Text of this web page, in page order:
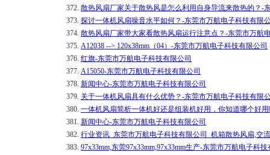
372. 散热风扇厂家关于散热风是怎么利用自身导流来散热的？-
373. 探讨一体机风扇噪音水平如何？-东莞市万航电子科技有限
374. 散热风扇厂家带大家看散热风扇运行注意点？-东莞市万航
375. A12038 --> 120x38mm（04）-东莞市万航电子科技有限公司
376. 红旗-东莞市万航电子科技有限公司
377. A15050-东莞市万航电子科技有限公司
378. 新闻中心-东莞市万航电子科技有限公司
379. 关于一体机风扇具有什么优势？-东莞市万航电子科技有限
380. 一体机风扇简析一体机好还是组装机好用，你知道哪个好
381. 新闻中心-东莞市万航电子科技有限公司
382. 行业资讯_东莞市万航电子科技有限公司_机箱散热风扇,交
383. 97x33mm,东莞97x33mm,97x33mm生产-东莞市万航电子科